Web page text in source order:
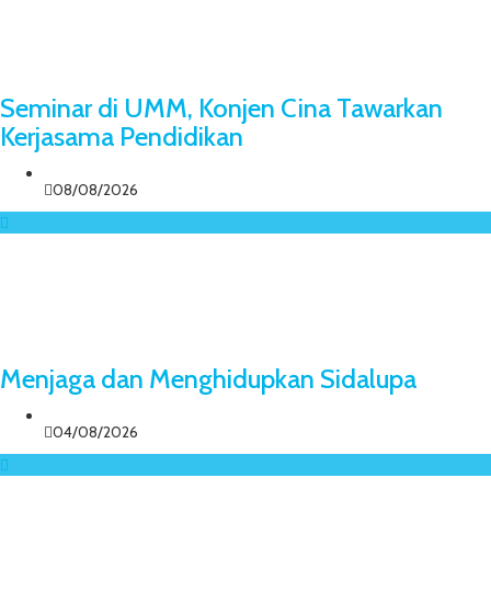
Seminar di UMM, Konjen Cina Tawarkan
Kerjasama Pendidikan
08/08/2026
Menjaga dan Menghidupkan Sidalupa
04/08/2026